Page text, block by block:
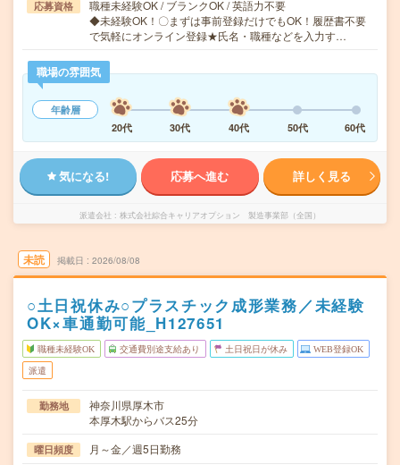
応募資格
職種未経験OK / ブランクOK / 英語力不要
◆未経験OK！〇まずは事前登録だけでもOK！履歴書不要
で気軽にオンライン登録★氏名・職種などを入力す…
職場の雰囲気
年齢層
20代
30代 40代 50代 60代
気になる! 応募へ進む 詳しく見る
派遣会社 株式会社綜合キャリアオプション 製造事業部（全国）
未読 掲載日 2026/08/08
○土日祝休み○プラスチック成形業務／未経験
OK×車通勤可能_H127651
職種未経験OK 交通費別途支給あり 土日祝日が休み WEB登録OK
派遣
勤務地
神奈川県厚木市
本厚木駅からバス25分
曜日頻度 月～金／週5日勤務